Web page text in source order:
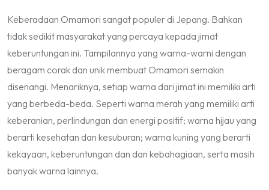
Keberadaan Omamori sangat populer di Jepang. Bahkan
tidak sedikit masyarakat yang percaya kepada jimat
keberuntungan ini. Tampilannya yang warna-warni dengan
beragam corak dan unik membuat Omamori semakin
disenangi. Menariknya, setiap warna dari jimat ini memiliki arti
yang berbeda-beda. Seperti warna merah yang memiliki arti
keberanian, perlindungan dan energi positif; warna hijau yang
berarti kesehatan dan kesuburan; warna kuning yang berarti
kekayaan, keberuntungan dan dan kebahagiaan, serta masih
banyak warna lainnya.